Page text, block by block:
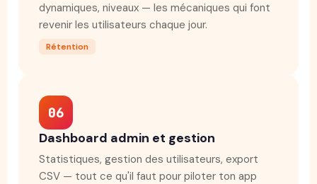
dynamiques, niveaux — les mécaniques qui font
revenir les utilisateurs chaque jour.
Rétention
06
Dashboard admin et gestion
Statistiques, gestion des utilisateurs, export
CSV — tout ce qu'il faut pour piloter ton app